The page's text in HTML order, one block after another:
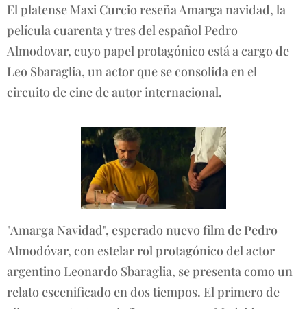
El platense Maxi Curcio reseña Amarga navidad, la
película cuarenta y tres del español Pedro
Almodovar, cuyo papel protagónico está a cargo de
Leo Sbaraglia, un actor que se consolida en el
circuito de cine de autor internacional.
"Amarga Navidad", esperado nuevo film de Pedro
Almodóvar, con estelar rol protagónico del actor
argentino Leonardo Sbaraglia, se presenta como un
relato escenificado en dos tiempos. El primero de